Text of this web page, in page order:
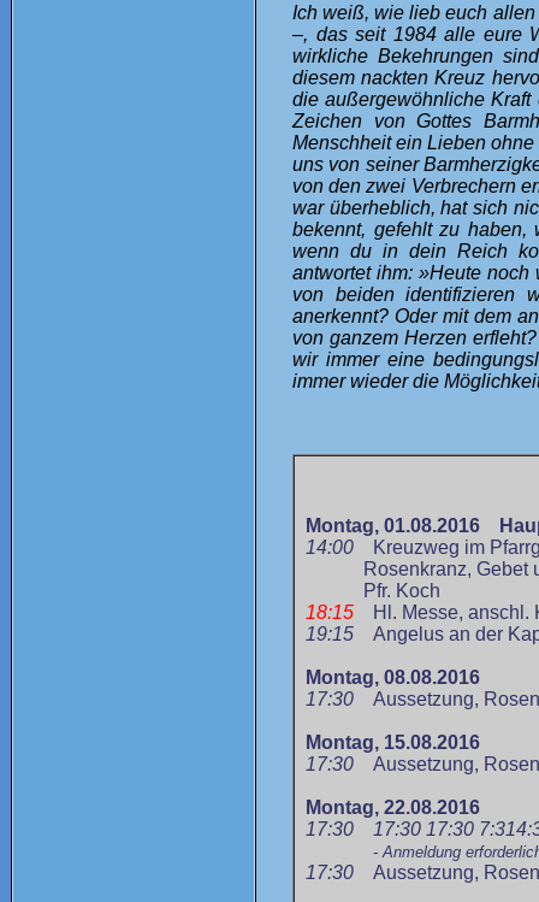
Ich weiß, wie lieb euch
–, das seit 1984 alle eure
wirkliche Bekehrungen
diesem nackten Kreuz
die außergewöhnliche
Zeichen von Gottes
Menschheit ein Lieben
uns von seiner
von den zwei Verbrechern
war überheblich, hat sich
bekennt, gefehlt zu
wenn du in dein Reich
antwortet ihm: »Heute
von beiden identifizieren
anerkennt? Oder mit dem
von ganzem Herzen
wir immer eine
immer wieder die
Montag, 01.08.2016
14:00
Kreuzweg im
Rosenkranz, Gebet
Pfr. Koch
18:15
Hl. Messe, anschl.
19:15
Angelus an der
Montag, 08.08.2016
17:30
Aussetzung, Ros
Montag, 15.08.2016
17:30
Aussetzung, Ros
Montag, 22.08.2016
17:30
17:30 17:30 7:3
- Anmeldung
17:30 Aussetzung,